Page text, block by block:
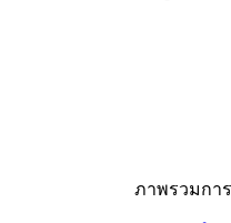
ภาพรวมกา